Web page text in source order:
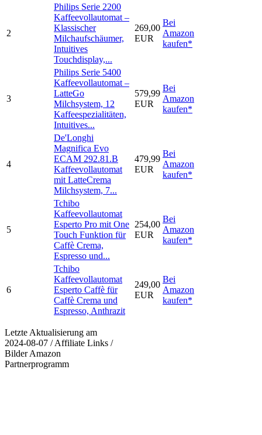
2
Philips Serie 2200
Kaffeevollautomat –
Klassischer
Milchaufschäumer,
Intuitives
Touchdisplay,...
269,00
EUR
Bei
Amazon
kaufen*
3
Philips Serie 5400
Kaffeevollautomat –
LatteGo
Milchsystem, 12
Kaffeespezialitäten,
Intuitives...
579,99
EUR
Bei
Amazon
kaufen*
4
De'Longhi
Magnifica Evo
ECAM 292.81.B
Kaffeevollautomat
mit LatteCrema
Milchsystem, 7...
479,99
EUR
Bei
Amazon
kaufen*
5
Tchibo
Kaffeevollautomat
Esperto Pro mit One
Touch Funktion für
Caffè Crema,
Espresso und...
254,00
EUR
Bei
Amazon
kaufen*
6
Tchibo
Kaffeevollautomat
Esperto Caffè für
Caffè Crema und
Espresso, Anthrazit
249,00
EUR
Bei
Amazon
kaufen*
Letzte Aktualisierung am
2024-08-07 / Affiliate Links /
Bilder Amazon
Partnerprogramm